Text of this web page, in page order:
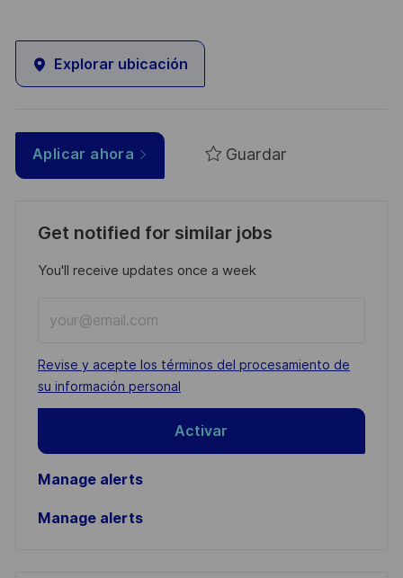
Explorar ubicación
Aplicar ahora Guardar
Get notified for similar jobs
You'll receive updates once a week
Email
address
(Required)
Required
Revise y acepte los términos del procesamiento de
su información personal
Activar
Manage alerts
Manage alerts